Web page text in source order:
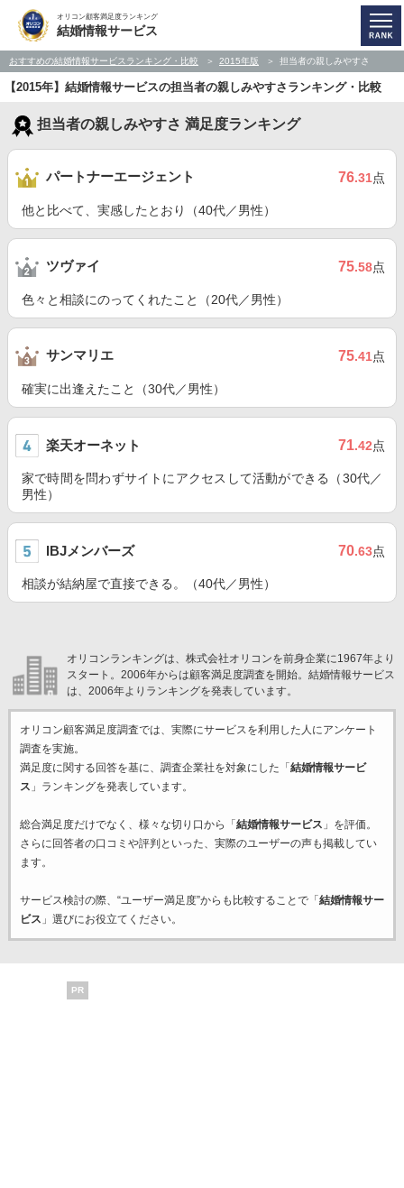
オリコン顧客満足度ランキング
結婚情報サービス
おすすめの結婚情報サービスランキング・比較 2015年版 担当者の親しみやすさ
【2015年】結婚情報サービスの担当者の親しみやすさランキング・比較
担当者の親しみやすさ 満足度ランキング
パートナーエージェント 76.31点
他と比べて、実感したとおり（40代／男性）
ツヴァイ 75.58点
色々と相談にのってくれたこと（20代／男性）
サンマリエ 75.41点
確実に出逢えたこと（30代／男性）
楽天オーネット 71.42点
家で時間を問わずサイトにアクセスして活動ができる（30代／
男性）
IBJメンバーズ 70.63点
相談が結納屋で直接できる。（40代／男性）
オリコンランキングは、株式会社オリコンを前身企業に1967年より
スタート。2006年からは顧客満足度調査を開始。結婚情報サービス
は、2006年よりランキングを発表しています。
オリコン顧客満足度調査では、実際にサービスを利用した 人にアンケート
調査を実施。
満足度に関する回答を基に、調査企業社を対象にした「 結婚情報サービ
ス 」ランキングを発表しています。
総合満足度だけでなく、様々な切り口から「 結婚情報サービス 」を評価。
さらに回答者の口コミや評判といった、実際のユーザーの声も掲載してい
ます。
サービス検討の際、“ユーザー満足度”からも比較することで「 結婚情報サー
ビス 」選びにお役立てください。
PR